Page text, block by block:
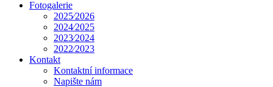
Fotogalerie
2025⁄2026
2024⁄2025
2023⁄2024
2022⁄2023
Kontakt
Kontaktní informace
Napište nám